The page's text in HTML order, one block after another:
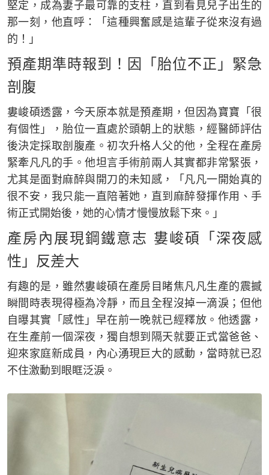
堅定，成為妻子最可靠的支柱，直到看見兒子出生的
那一刻，他直呼：「這種興奮感是這輩子從來沒有過
的！」
預產期準時報到！因「胎位不正」緊急
剖腹
婁峻碩透露，今天原本就是預產期，但因為寶寶「很
有個性」，胎位一直處於頭朝上的狀態，經醫師評估
後決定採取剖腹產。初次升格人父的他，全程在產房
緊牽凡凡的手。他坦言手術前兩人其實都非常緊張，
尤其是面對麻醉與開刀的未知感，「凡凡一開始真的
很不安，我只能一直陪著她，直到麻醉發揮作用、手
術正式開始後，她的心情才慢慢放鬆下來。」
產房內展現鋼鐵意志 婁峻碩「深夜感
性」反差大
有趣的是，雖然婁峻碩在產房目睹焦凡凡生產的震撼
瞬間時表現得極為冷靜，而且全程沒掉一滴淚；但他
自曝其實「感性」早在前一晚就已經釋放。他透露，
在生產前一個深夜，獨自想到隔天就要正式當爸爸、
迎來家庭新成員，內心湧現巨大的感動，當時就已忍
不住激動到眼眶泛淚。